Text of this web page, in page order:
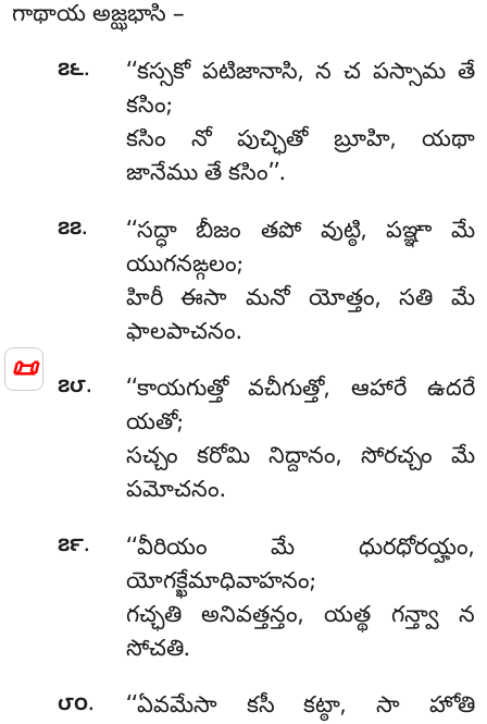
📜
గాథాయ అజ్ఝభాసి –
౭౬. ‘‘కస్సకో పటిజానాసి, న చ పస్సామ తే
కసిం;
కసిం నో పుచ్ఛితో బ్రూహి, యథా
జానేము తే కసిం’’.
౭౭.
‘‘సద్ధా బీజం తపో వుట్ఠి, పఞ్ఞా మే
యుగనఙ్గలం;
హిరీ ఈసా మనో యోత్తం, సతి మే
ఫాలపాచనం.
౭౮. ‘‘కాయగుత్తోవచీగుత్తో, ఆహారే ఉదరే
యతో;
సచ్చం కరోమి నిద్దానం, సోరచ్చం మే
పమోచనం.
౭౯.
‘‘వీరియం మే ధురధోరయ్హం,
యోగక్ఖేమాధివాహనం;
గచ్ఛతి అనివత్తన్తం, యత్థ గన్త్వా న
సోచతి.
౮౦. ‘‘ఏవమేసా కసీ కట్ఠా, సా హోతి